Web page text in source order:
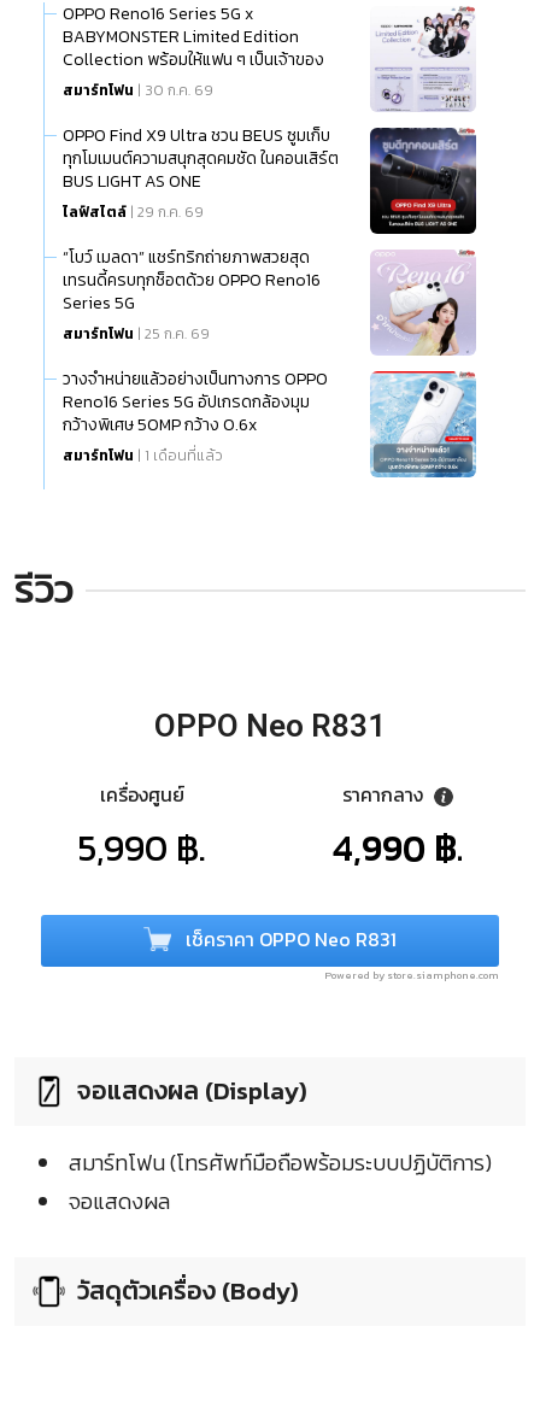
OPPO Reno16 Series 5G x
BABYMONSTER Limited Edition
Collection พร้อมให้แฟน ๆ เป็นเจ้าของ
แล้ว
สมาร์ทโฟน | 30 ก.ค. 69
OPPO Find X9 Ultra ชวน BEUS ซูมเก็บ
ทุกโมเมนต์ความสนุกสุดคมชัด ในคอนเสิร์ต
BUS LIGHT AS ONE
ไลฟ์สไตล์ | 29 ก.ค. 69
“โบว์ เมลดา” แชร์ทริกถ่ายภาพสวยสุด
เทรนดี้ครบทุกช็อตด้วย OPPO Reno16
Series 5G
สมาร์ทโฟน | 25 ก.ค. 69
วางจำหน่ายแล้วอย่างเป็นทางการ OPPO
Reno16 Series 5G อัปเกรดกล้องมุม
กว้างพิเศษ 50MP กว้าง 0.6x
สมาร์ทโฟน | 1 เดือนที่แล้ว
รีวิว
OPPO Neo R831
เครื่องศูนย์
5,990 ฿.
ราคากลาง
4,990 ฿.
เช็คราคา OPPO Neo R831
Powered by store.siamphone.com
จอแสดงผล (Display)
สมาร์ทโฟน (โทรศัพท์มือถือพร้อมระบบปฏิบัติการ)
จอแสดงผล
วัสดุตัวเครื่อง (Body)